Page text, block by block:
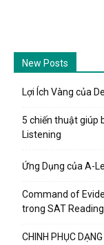
New Posts
Lợi Ích Vàng của
5 chiến thuật giúp
Listening
Ứng Dụng của A-
Command of
trong SAT Reading.
CHINH PHỤC